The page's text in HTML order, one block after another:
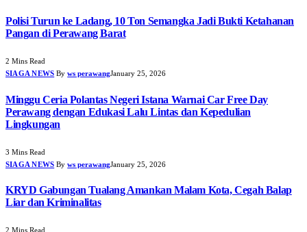
Polisi Turun ke Ladang, 10 Ton Semangka Jadi Bukti Ketahanan
Pangan di Perawang Barat
2 Mins Read
SIAGA NEWS By ws perawangJanuary 25, 2026
Minggu Ceria Polantas Negeri Istana Warnai Car Free Day
Perawang dengan Edukasi Lalu Lintas dan Kepedulian
Lingkungan
3 Mins Read
SIAGA NEWS By ws perawangJanuary 25, 2026
KRYD Gabungan Tualang Amankan Malam Kota, Cegah Balap
Liar dan Kriminalitas
2 Mins Read